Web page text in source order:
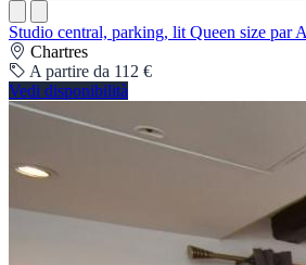
Studio central, parking, lit Queen size par
Chartres
A partire da 112 €
Vedi disponibilità